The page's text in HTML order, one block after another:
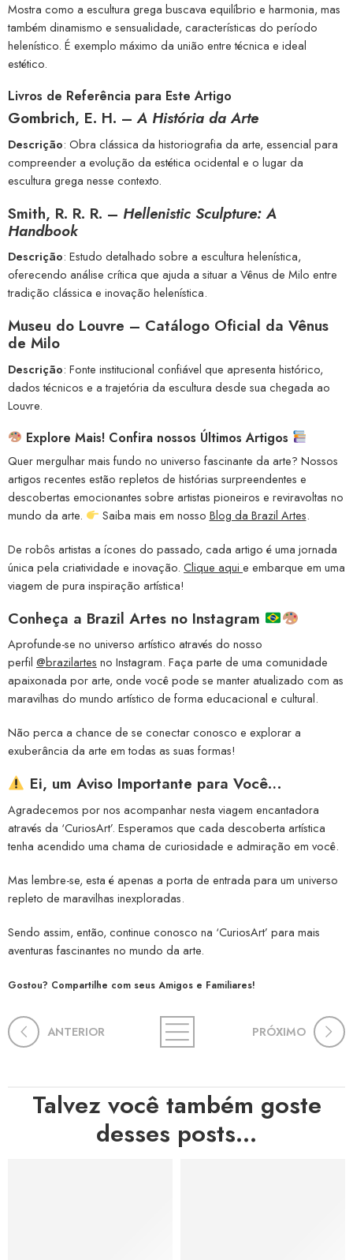
Mostra como a escultura grega buscava equilíbrio e harmonia, mas
também dinamismo e sensualidade, características do período
helenístico. É exemplo máximo da união entre técnica e ideal
estético.
Livros de Referência para Este Artigo
Gombrich, E. H. –A História da Arte
Descrição: Obra clássica da historiografia da arte, essencial para
compreender a evolução da estética ocidental e o lugar da
escultura grega nesse contexto.
Smith, R. R. R. – Hellenistic Sculpture: A
Handbook
Descrição: Estudo detalhado sobre a escultura helenística,
oferecendo análise crítica que ajuda a situar a Vênus de Milo entre
tradição clássica e inovação helenística.
Museu do Louvre – Catálogo Oficial da Vênus
de Milo
Descrição: Fonte institucional confiável que apresenta histórico,
dados técnicos e a trajetória da escultura desde sua chegada ao
Louvre.
Explore Mais! Confira nossos Últimos Artigos
Quer mergulhar mais fundo no universo fascinante da arte? Nossos
artigos recentes estão repletos de histórias surpreendentes e
descobertas emocionantes sobre artistas pioneiros e reviravoltas no
mundo da arte.
Saiba mais em nosso Blog da Brazil Artes.
De robôs artistas a ícones do passado, cada artigo é uma jornada
única pela criatividade e inovação. Clique aqui e embarque em uma
viagem de pura inspiração artística!
Conheça a Brazil Artes no Instagram
Aprofunde-se no universo artístico através do nosso
perfil @brazilartes no Instagram. Faça parte de uma comunidade
apaixonada por arte, onde você pode se manter atualizado com as
maravilhas do mundo artístico de forma educacional e cultural.
Não perca a chance de se conectar conosco e explorar a
exuberância da arte em todas as suas formas!
Ei, um Aviso Importante para Você…
Agradecemos por nos acompanhar nesta viagem encantadora
através da ‘CuriosArt’. Esperamos que cada descoberta artística
tenha acendido uma chama de curiosidade e admiração em você.
Mas lembre-se, esta é apenas a porta de entrada para um universo
repleto de maravilhas inexploradas.
Sendo assim, então, continue conosco na ‘CuriosArt’ para mais
aventuras fascinantes no mundo da arte.
Gostou? Compartilhe com seus Amigos e Familiares!
ANTERIOR PRÓXIMO
Talvez você também goste
desses posts...